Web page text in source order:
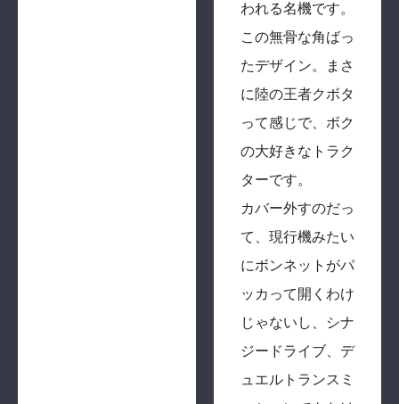
われる名機です。
この無骨な角ばっ
たデザイン。まさ
に陸の王者クボタ
って感じで、ボク
の大好きなトラク
ターです。
カバー外すのだっ
て、現行機みたい
にボンネットがパ
ッカって開くわけ
じゃないし、シナ
ジードライブ、デ
ュエルトランスミ